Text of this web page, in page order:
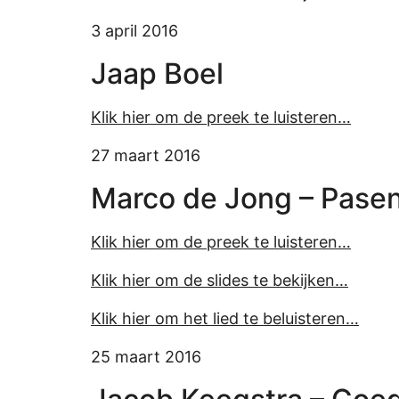
3 april 2016
Jaap Boel
Klik hier om de preek te luisteren…
27 maart 2016
Marco de Jong –
Klik hier om de preek te luisteren…
Klik hier om de slides te bekijken…
Klik hier om het lied te beluisteren…
25 maart 2016